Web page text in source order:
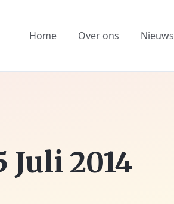
Home Over ons Nieuws
Juli 2014